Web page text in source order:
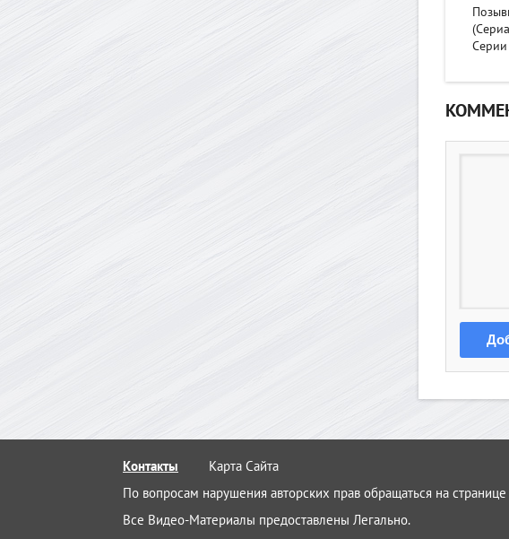
Контакты
Карта Сайта
По вопросам нарушения авторских прав обращаться на странице
Все Видео-Материалы предоставлены Легально.